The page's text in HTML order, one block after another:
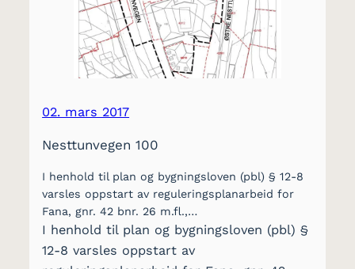
02. mars 2017
Nesttunvegen 100
I henhold til plan og bygningsloven (pbl) § 12-8
varsles oppstart av reguleringsplanarbeid for
Fana, gnr. 42 bnr. 26 m.fl.,…
I henhold til plan og bygningsloven (pbl) §
12-8 varsles oppstart av